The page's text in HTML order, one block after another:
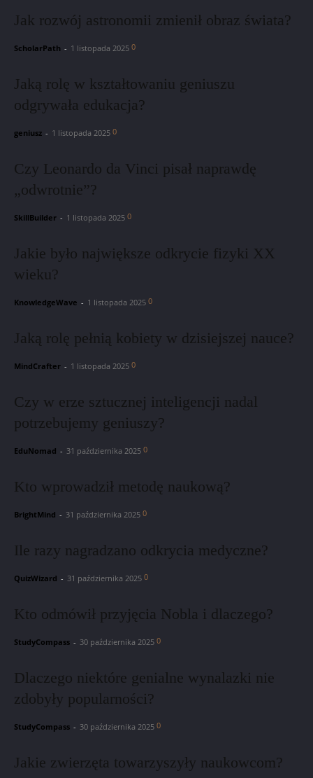
Jak rozwój astronomii zmienił obraz świata?
ScholarPath - 1 listopada 2025 0
Jaką rolę w kształtowaniu geniuszu
odgrywała edukacja?
geniusz - 1 listopada 2025 0
Czy Leonardo da Vinci pisał naprawdę
„odwrotnie”?
SkillBuilder - 1 listopada 2025 0
Jakie było największe odkrycie fizyki XX
wieku?
KnowledgeWave - 1 listopada 2025 0
Jaką rolę pełnią kobiety w dzisiejszej nauce?
MindCrafter - 1 listopada 2025 0
Czy w erze sztucznej inteligencji nadal
potrzebujemy geniuszy?
EduNomad - 31 października 2025 0
Kto wprowadził metodę naukową?
BrightMind - 31 października 2025 0
Ile razy nagradzano odkrycia medyczne?
QuizWizard - 31 października 2025 0
Kto odmówił przyjęcia Nobla i dlaczego?
StudyCompass - 30 października 2025 0
Dlaczego niektóre genialne wynalazki nie
zdobyły popularności?
StudyCompass - 30 października 2025 0
Jakie zwierzęta towarzyszyły naukowcom?